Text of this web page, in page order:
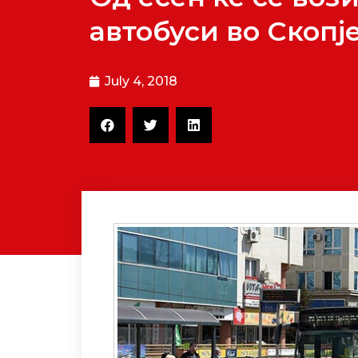
автобуси во
July 4, 2018